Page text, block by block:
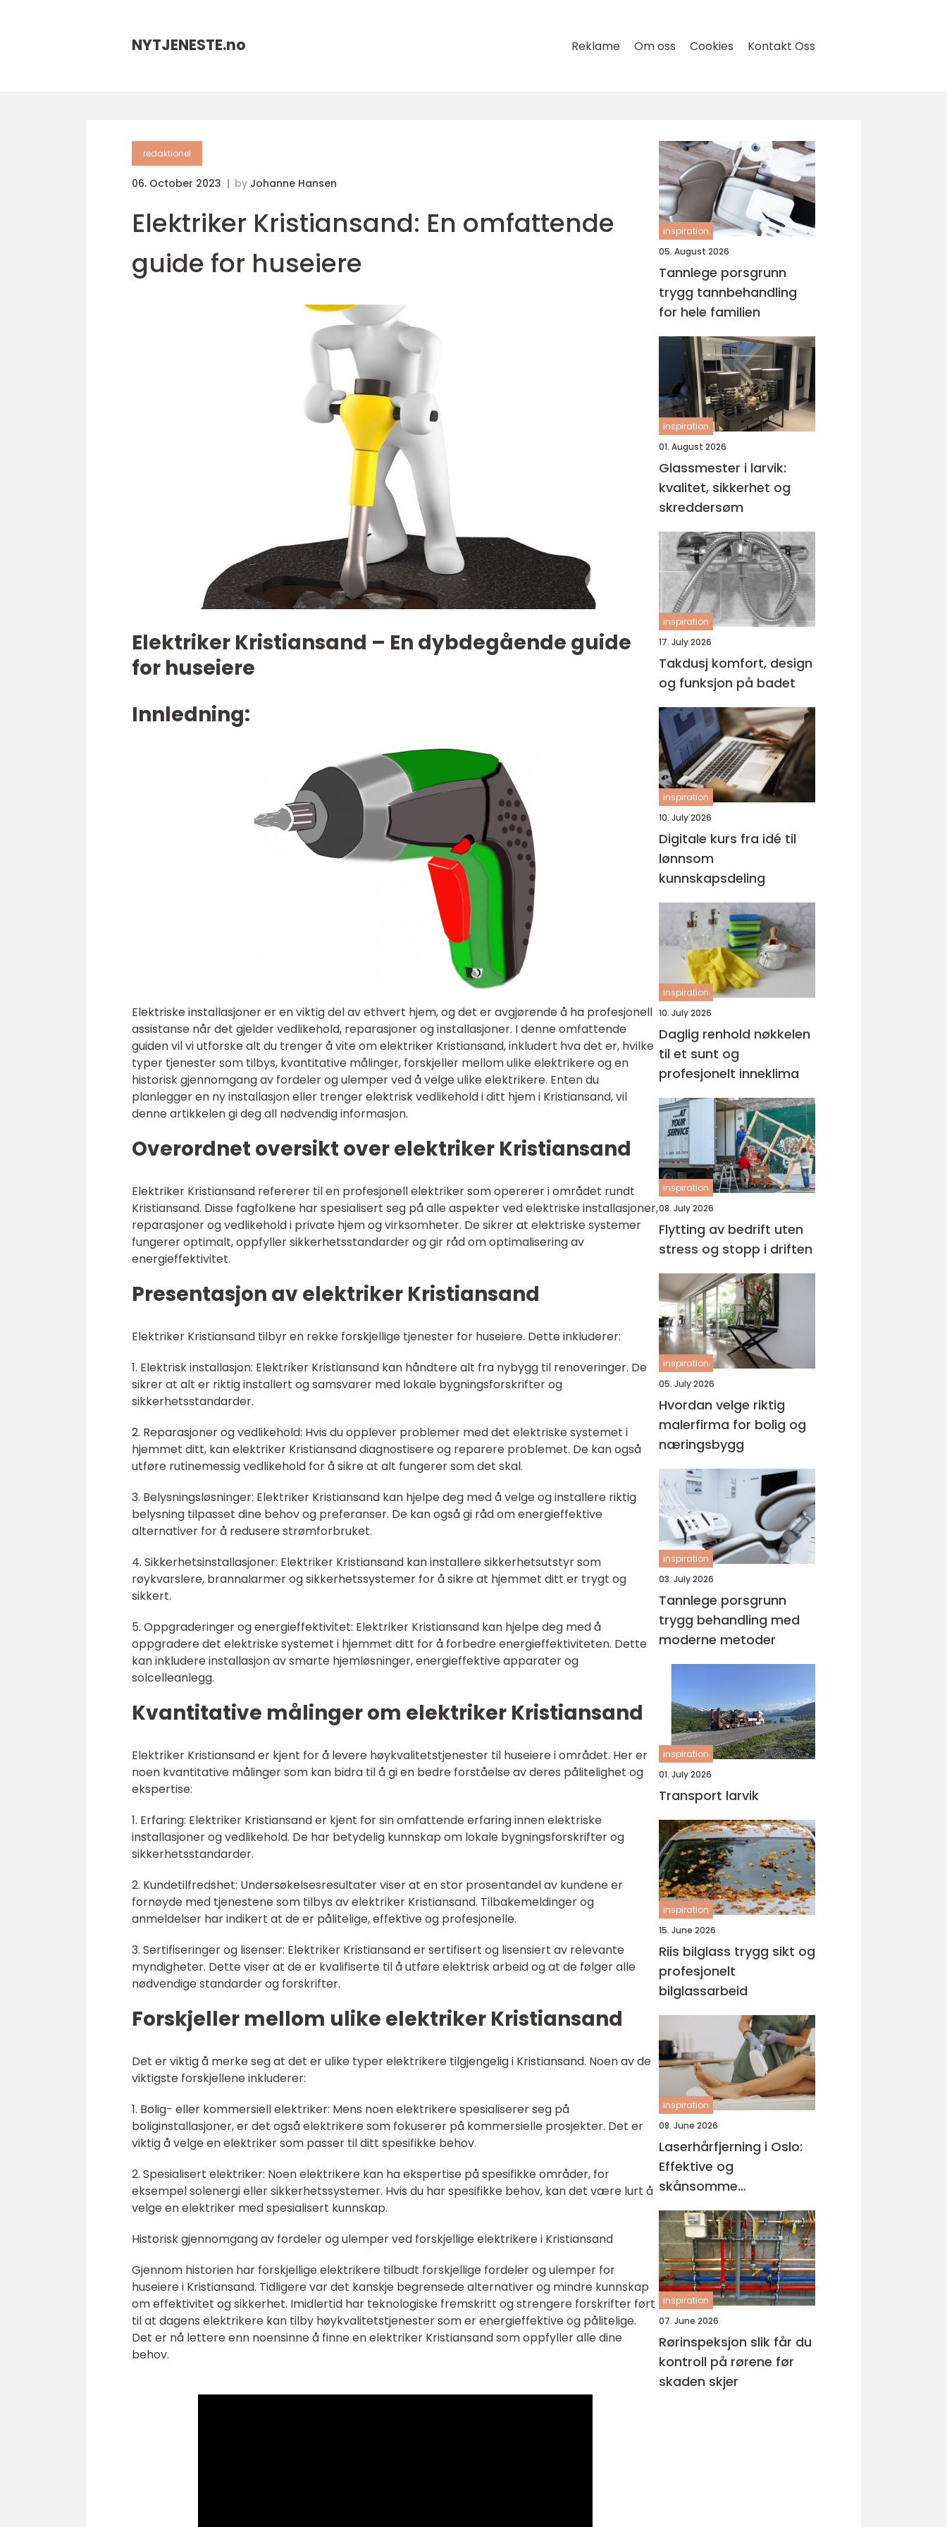
NYTJENESTE.no Reklame Om oss Cookies Kontakt Oss
redaktionel
06. October 2023 by Johanne Hansen
Elektriker Kristiansand: En omfattende
guide for huseiere
Elektriker Kristiansand – En dybdegående guide
for huseiere
Innledning:
Elektriske installasjoner er en viktig del av ethvert hjem, og det er avgjørende å ha profesjonell
assistanse når det gjelder vedlikehold, reparasjoner og installasjoner. I denne omfattende
guiden vil vi utforske alt du trenger å vite om elektriker Kristiansand, inkludert hva det er, hvilke
typer tjenester som tilbys, kvantitative målinger, forskjeller mellom ulike elektrikere og en
historisk gjennomgang av fordeler og ulemper ved å velge ulike elektrikere. Enten du
planlegger en ny installasjon eller trenger elektrisk vedlikehold i ditt hjem i Kristiansand, vil
denne artikkelen gi deg all nødvendig informasjon.
Overordnet oversikt over elektriker Kristiansand
Elektriker Kristiansand refererer til en profesjonell elektriker som opererer i området rundt
Kristiansand. Disse fagfolkene har spesialisert seg på alle aspekter ved elektriske installasjoner,
reparasjoner og vedlikehold i private hjem og virksomheter. De sikrer at elektriske systemer
fungerer optimalt, oppfyller sikkerhetsstandarder og gir råd om optimalisering av
energieffektivitet.
Presentasjon av elektriker Kristiansand
Elektriker Kristiansand tilbyr en rekke forskjellige tjenester for huseiere. Dette inkluderer:
1. Elektrisk installasjon: Elektriker Kristiansand kan håndtere alt fra nybygg til renoveringer. De
sikrer at alt er riktig installert og samsvarer med lokale bygningsforskrifter og
sikkerhetsstandarder.
2. Reparasjoner og vedlikehold: Hvis du opplever problemer med det elektriske systemet i
hjemmet ditt, kan elektriker Kristiansand diagnostisere og reparere problemet. De kan også
utføre rutinemessig vedlikehold for å sikre at alt fungerer som det skal.
3. Belysningsløsninger: Elektriker Kristiansand kan hjelpe deg med å velge og installere riktig
belysning tilpasset dine behov og preferanser. De kan også gi råd om energieffektive
alternativer for å redusere strømforbruket.
4. Sikkerhetsinstallasjoner: Elektriker Kristiansand kan installere sikkerhetsutstyr som
røykvarslere, brannalarmer og sikkerhetssystemer for å sikre at hjemmet ditt er trygt og
sikkert.
5. Oppgraderinger og energieffektivitet: Elektriker Kristiansand kan hjelpe deg med å
oppgradere det elektriske systemet i hjemmet ditt for å forbedre energieffektiviteten. Dette
kan inkludere installasjon av smarte hjemløsninger, energieffektive apparater og
solcelleanlegg.
Kvantitative målinger om elektriker Kristiansand
Elektriker Kristiansand er kjent for å levere høykvalitetstjenester til huseiere i området. Her er
noen kvantitative målinger som kan bidra til å gi en bedre forståelse av deres pålitelighet og
ekspertise:
1. Erfaring: Elektriker Kristiansand er kjent for sin omfattende erfaring innen elektriske
installasjoner og vedlikehold. De har betydelig kunnskap om lokale bygningsforskrifter og
sikkerhetsstandarder.
2. Kundetilfredshet: Undersøkelsesresultater viser at en stor prosentandel av kundene er
fornøyde med tjenestene som tilbys av elektriker Kristiansand. Tilbakemeldinger og
anmeldelser har indikert at de er pålitelige, effektive og profesjonelle.
3. Sertifiseringer og lisenser: Elektriker Kristiansand er sertifisert og lisensiert av relevante
myndigheter. Dette viser at de er kvalifiserte til å utføre elektrisk arbeid og at de følger alle
nødvendige standarder og forskrifter.
Forskjeller mellom ulike elektriker Kristiansand
Det er viktig å merke seg at det er ulike typer elektrikere tilgjengelig i Kristiansand. Noen av de
viktigste forskjellene inkluderer:
1. Bolig- eller kommersiell elektriker: Mens noen elektrikere spesialiserer seg på
boliginstallasjoner, er det også elektrikere som fokuserer på kommersielle prosjekter. Det er
viktig å velge en elektriker som passer til ditt spesifikke behov.
2. Spesialisert elektriker: Noen elektrikere kan ha ekspertise på spesifikke områder, for
eksempel solenergi eller sikkerhetssystemer. Hvis du har spesifikke behov, kan det være lurt å
velge en elektriker med spesialisert kunnskap.
Historisk gjennomgang av fordeler og ulemper ved forskjellige elektrikere i Kristiansand
Gjennom historien har forskjellige elektrikere tilbudt forskjellige fordeler og ulemper for
huseiere i Kristiansand. Tidligere var det kanskje begrensede alternativer og mindre kunnskap
om effektivitet og sikkerhet. Imidlertid har teknologiske fremskritt og strengere forskrifter ført
til at dagens elektrikere kan tilby høykvalitetstjenester som er energieffektive og pålitelige.
Det er nå lettere enn noensinne å finne en elektriker Kristiansand som oppfyller alle dine
behov.
inspiration
05. August 2026
Tannlege porsgrunn
trygg tannbehandling
for hele familien
inspiration
01. August 2026
Glassmester i larvik:
kvalitet, sikkerhet og
skreddersøm
inspiration
17. July 2026
Takdusj komfort, design
og funksjon på badet
inspiration
10. July 2026
Digitale kurs fra idé til
lønnsom
kunnskapsdeling
inspiration
10. July 2026
Daglig renhold nøkkelen
til et sunt og
profesjonelt inneklima
inspiration
08. July 2026
Flytting av bedrift uten
stress og stopp i driften
inspiration
05. July 2026
Hvordan velge riktig
malerfirma for bolig og
næringsbygg
inspiration
03. July 2026
Tannlege porsgrunn
trygg behandling med
moderne metoder
inspiration
01. July 2026
Transport larvik
inspiration
15. June 2026
Riis bilglass trygg sikt og
profesjonelt
bilglassarbeid
inspiration
08. June 2026
Laserhårfjerning i Oslo:
Effektive og
skånsomme
behandlinger for glatt
hud
inspiration
07. June 2026
Rørinspeksjon slik får du
kontroll på rørene før
skaden skjer